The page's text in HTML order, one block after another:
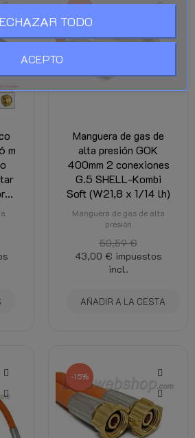
m
Manguera de gas de
alta presión GOK
400mm 2 conexiones
G.5 SHELL-Kombi
Soft (W21,8 x 1/14 lh)
Manguera de gas de alta
presión
50,59 €
43,00 € impuestos
incl.
AÑADIR A LA CESTA
-15%
TODO
ACEPTO